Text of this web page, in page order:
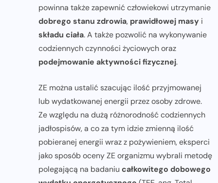
powinna także zapewnić człowiekowi utrzymanie
dobrego stanu zdrowia, prawidłowej masy i
składu ciała. A także pozwolić na wykonywanie
codziennych czynności życiowych oraz
podejmowanie aktywności fizycznej.
ZE można ustalić szacując ilość przyjmowanej
lub wydatkowanej energii przez osoby zdrowe.
Ze względu na dużą różnorodność codziennych
jadłospisów, a co za tym idzie zmienną ilość
pobieranej energii wraz z pożywieniem, eksperci
jako sposób oceny ZE organizmu wybrali metodę
polegającą na badaniu całkowitego dobowego